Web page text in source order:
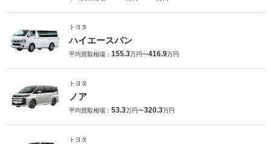
トヨタ
ハイエースバン
平均買取相場： 155.3万円〜416.9万円
トヨタ
ノア
平均買取相場： 53.3万円〜320.3万円
トヨタ